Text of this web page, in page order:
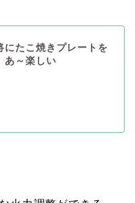
にたこ焼きプレートを
あ～楽しい